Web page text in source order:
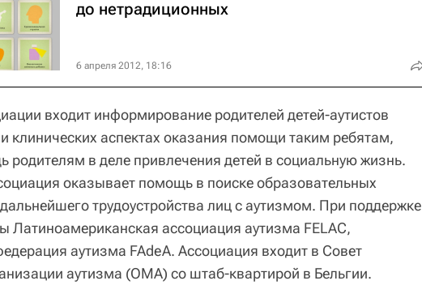
до нетрадиционных
6 апреля 2012, 18:16
входит информирование родителей детей-аутистов
клинических аспектах оказания помощи таким ребятам,
родителям в деле привлечения детей в социальную жизнь.
оказывает помощь в поиске образовательных
трудоустройства лиц с аутизмом. При поддержке
Латиноамериканская ассоциация аутизма FELAC,
аутизма FAdeA. Ассоциация входит в Совет
аутизма (ОМА) со штаб-квартирой в Бельгии.